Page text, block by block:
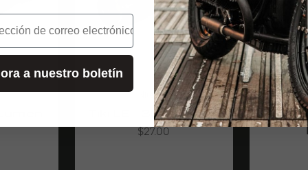
Nitecore
Tiki LE - 300 Lumen
Angebot
$27.00
NU25
a nuestro boletín